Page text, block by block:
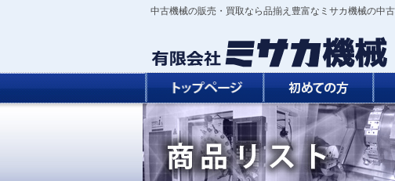
中古機械の販売・買取なら品揃え豊富なミサカ機械の中